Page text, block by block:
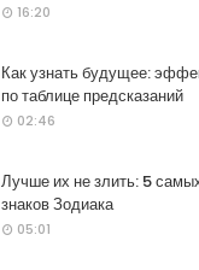
16:20
Как узнать будущее:
по таблице предсказаний
02:46
Лучше их не злить: 5
знаков Зодиака
05:01